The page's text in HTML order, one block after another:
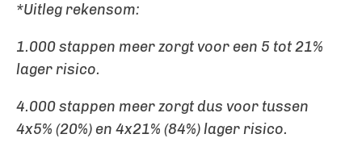
*Uitleg rekensom:
1.000 stappen meer zorgt voor een 5 tot 21%
lager risico.
4.000 stappen meer zorgt dus voor tussen
4x5% (20%) en 4x21% (84%) lager risico.